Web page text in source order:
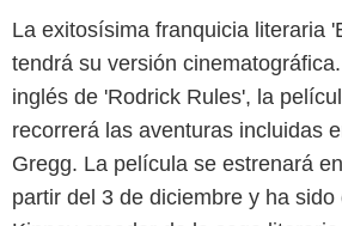
La exitosísima franquicia literaria
tendrá su versión
inglés de 'Rodrick Rules', la
recorrerá las aventuras incluidas
Gregg. La película se estrenará
partir del 3 de diciembre y ha